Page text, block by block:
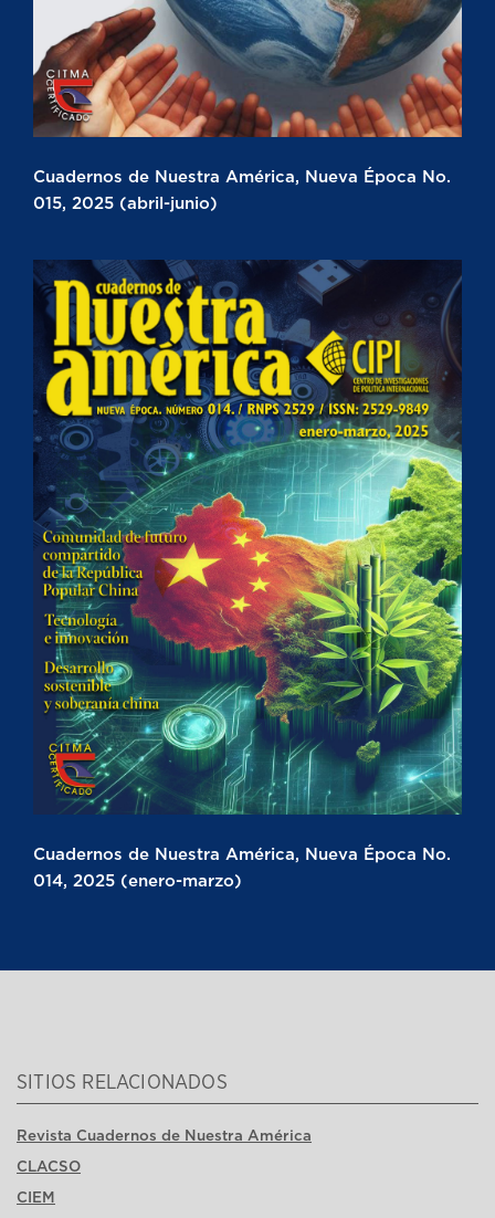
Cuadernos de Nuestra América, Nueva Época No.
015, 2025 (abril-junio)
Cuadernos de Nuestra América, Nueva Época No.
014, 2025 (enero-marzo)
SITIOS RELACIONADOS
Revista Cuadernos de Nuestra América
CLACSO
CIEM